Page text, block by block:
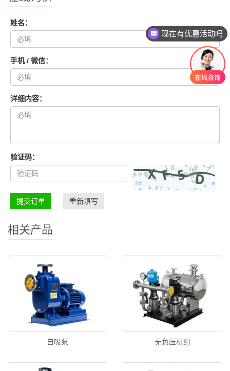
姓名：
手机 / 微信：
详细内容：
验证码：
提交订单 重新填写
相关产品
自吸泵 无负压机组
现在有优惠活动吗